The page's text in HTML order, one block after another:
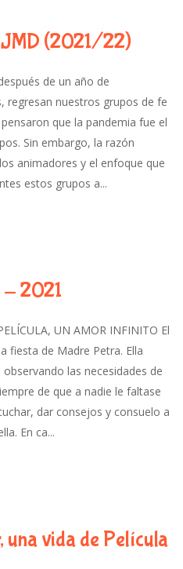
JMD (2021/22)
de un año de
regresan nuestros grupos de fe
que la pandemia fue el
Sin embargo, la razón
animadores y el enfoque que
estos grupos a...
- 2021
UN AMOR INFINITO El
fiesta de Madre Petra. Ella
las necesidades de
de que a nadie le faltase
dar consejos y consuelo a
En ca...
una vida de Película